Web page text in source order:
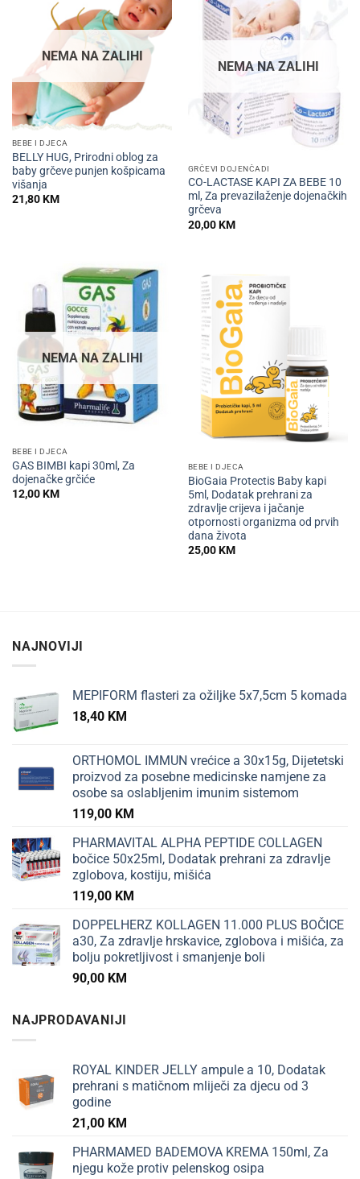
NEMA NA ZALIHI
BEBE I DJECA
BELLY HUG, Prirodni oblog za
baby grčeve punjen košpicama
višanja
21,80KM
NEMA NA ZALIHI
GRČEVI DOJENČADI
CO-LACTASE KAPI ZA BEBE 10
ml, Za prevazilaženje dojenačkih
grčeva
20,00KM
NEMA NA ZALIHI
BEBE I DJECA
GAS BIMBI kapi 30ml, Za
dojenačke grčiće
12,00KM
BEBE I DJECA
BioGaia Protectis Baby kapi
5ml, Dodatak prehrani za
zdravlje crijeva i jačanje
otpornosti organizma od prvih
dana života
25,00KM
NAJNOVIJI
MEPIFORM flasteri za ožiljke 5x7,5cm 5 komada
18,40 KM
ORTHOMOL IMMUN vrećice a 30x15g, Dijetetski
proizvod za posebne medicinske namjene za
osobe sa oslabljenim imunim sistemom
119,00 KM
PHARMAVITAL ALPHA PEPTIDE COLLAGEN
bočice 50x25ml, Dodatak prehrani za zdravlje
zglobova, kostiju, mišića
119,00 KM
DOPPELHERZ KOLLAGEN 11.000 PLUS BOČICE
a30, Za zdravlje hrskavice, zglobova i mišića, za
bolju pokretljivost i smanjenje boli
90,00 KM
NAJPRODAVANIJI
ROYAL KINDER JELLY ampule a 10, Dodatak
prehrani s matičnom mliječi za djecu od 3
godine
21,00 KM
PHARMAMED BADEMOVA KREMA 150ml, Za
njegu kože protiv pelenskog osipa